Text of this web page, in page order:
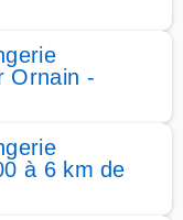
Ornain -
à 6 km de